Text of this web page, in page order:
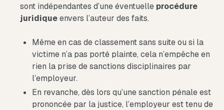
sont indépendantes d’une éventuelle procédure
juridiqueenvers l’auteur des faits.
Même en cas de classement sans suite ou si la
victime n’a pas porté plainte, cela n’empêche en
rien la prise de sanctions disciplinaires par
l’employeur.
En revanche, dès lors qu’une sanction pénale est
prononcée par la justice, l’employeur est tenu de